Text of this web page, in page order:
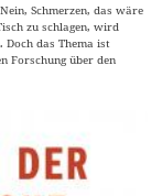
Schmerzen, das wäre
zu schlagen, wird
Doch das Thema ist
Forschung über den